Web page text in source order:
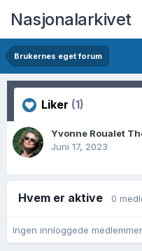
Nasjonalarkivet
Brukernes eget forum
Liker (1)
Yvonne Roualet
Juni 17, 2023
Hvem er aktive 0
Ingen innloggede